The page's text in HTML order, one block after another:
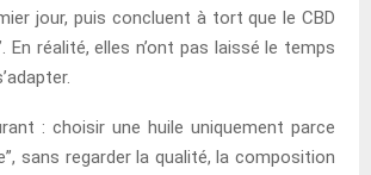
jour, puis concluent à tort que le CBD
En réalité, elles n’ont pas laissé le temps
: choisir une huile uniquement parce
sans regarder la qualité, la composition